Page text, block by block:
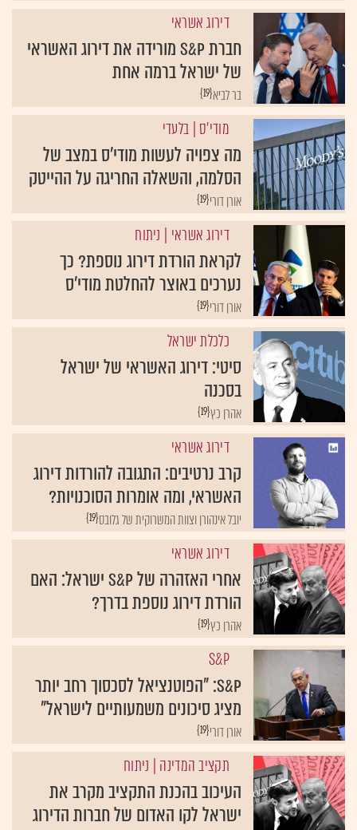
דירוג אשראי
חברת S&P מורידה את דירוג האשראי
של ישראל ברמה אחת
{19}בר לביא
מודי'ס | בלעדי
מה צפויה לעשות מודי'ס במצב של
הסלמה, והשאלה החריגה על ההייטק
{19}אורן דורי
דירוג אשראי | ניתוח
לקראת הורדת דירוג נוספת? כך
נערכים באוצר להחלטת מודי'ס
{19}אורן דורי
כלכלת ישראל
סיטי: דירוג האשראי של ישראל
בסכנה
{19}אהרן כץ
דירוג אשראי
קרב נרטיבים: התגובה להורדות דירוג
האשראי, ומה אומרות הסוכנויות?
{19}יובל אינהורן וצוות המשרוקית של גלובס
דירוג אשראי
אחרי האזהרה של S&P ישראל: האם
הורדת דירוג נוספת בדרך?
{19}אהרן כץ
S&P
S&P: "הפוטנציאל לסכסוך רחב יותר
מציג סיכונים משמעותיים לישראל"
{19}אורן דורי
תקציב המדינה | ניתוח
העיכוב בהכנת התקציב מקרב את
ישראל לקו האדום של חברות הדירוג